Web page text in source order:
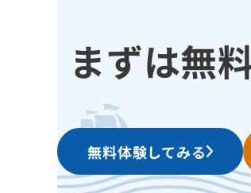
まずは無
無料体験してみる